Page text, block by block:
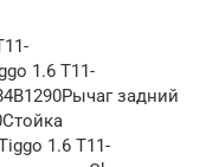
1.6 T11-
задний
1.6 T11-